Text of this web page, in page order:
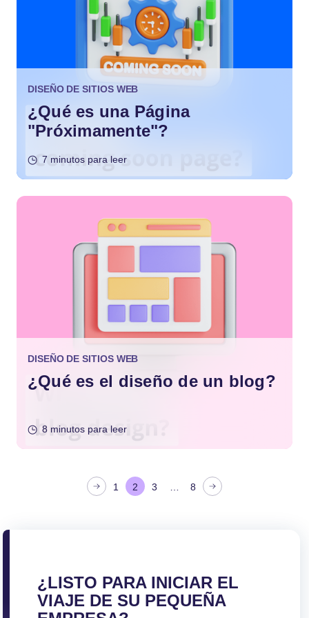
DISEÑO DE SITIOS WEB
¿Qué es una Página
"Próximamente"?
7 minutos para leer
DISEÑO DE SITIOS WEB
¿Qué es el diseño de un blog?
8 minutos para leer
1 2 3 … 8
¿LISTO PARA INICIAR EL
VIAJE DE SU PEQUEÑA